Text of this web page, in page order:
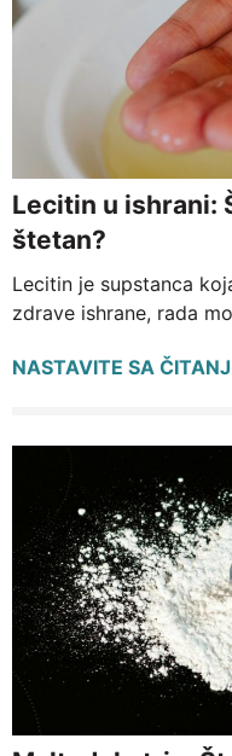
Lecitin u ishrani:
štetan?
Lecitin je supstanca
zdrave ishrane, rada
NASTAVITE SA